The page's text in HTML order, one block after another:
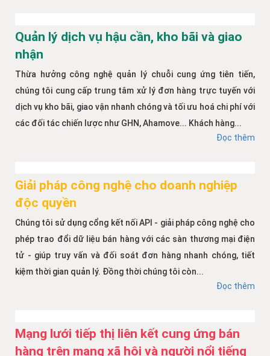
Quản lý dịch vụ hậu cần, kho bãi và giao
nhận
Thừa hưởng công nghệ quản lý chuỗi cung ứng tiên tiến,
chúng tôi cung cấp trung tâm xử lý đơn hàng trực tuyến với
dịch vụ kho bãi, giao vận nhanh chóng và tối ưu hoá chi phí với
các đối tác chiến lược như GHN, Ahamove... Khách hàng...
Đọc thêm
Giải pháp công nghệ cho doanh nghiệp
độc quyền
Chúng tôi sử dụng cổng kết nối API - giải pháp công nghệ cho
phép trao đổi dữ liệu bán hàng với các sàn thương mại điện
tử - giúp truy vấn và đối soát đơn hàng nhanh chóng, tiết
kiệm thời gian quản lý. Đồng thời chúng tôi còn...
Đọc thêm
Mạng lưới tiếp thị liên kết cung ứng bán
hàng trên mạng xã hội và người nổi tiếng